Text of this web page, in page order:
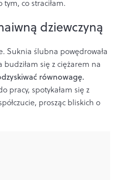
co straciłam.
dziewczyną
Suknia ślubna powędrowała
się z ciężarem na
równowagę.
pracy, spotykałam się z
prosząc bliskich o